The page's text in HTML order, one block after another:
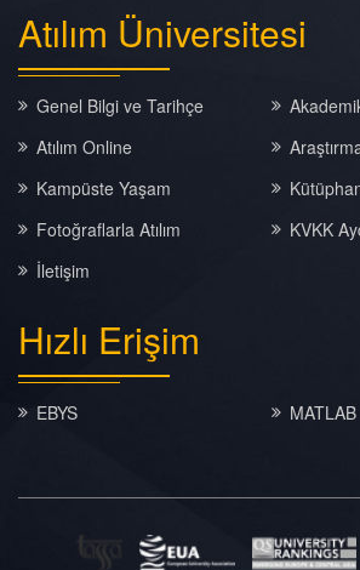
Atılım Üniversitesi
Genel Bilgi ve Tarihçe
Atılım Online
Kampüste Yaşam
Fotoğraflarla Atılım
KVKK
İletişim
Hızlı Erişim
EBYS MATLAB